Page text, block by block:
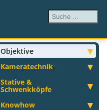
Suchen ...
Objektive
Kameratechnik
Stative &
Schwenkköpfe
Knowhow